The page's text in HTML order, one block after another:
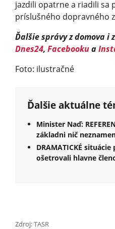
jazdili opatrne a riadili sa
príslušného dopravného
Ďalšie správy z domova i
Dnes24, Facebookua
Foto: ilustračné
Ďalšie aktuálne
Minister Naď:
základni nič
DRAMATICKÉ
ošetrovali hlavne
Zdroj: TASR